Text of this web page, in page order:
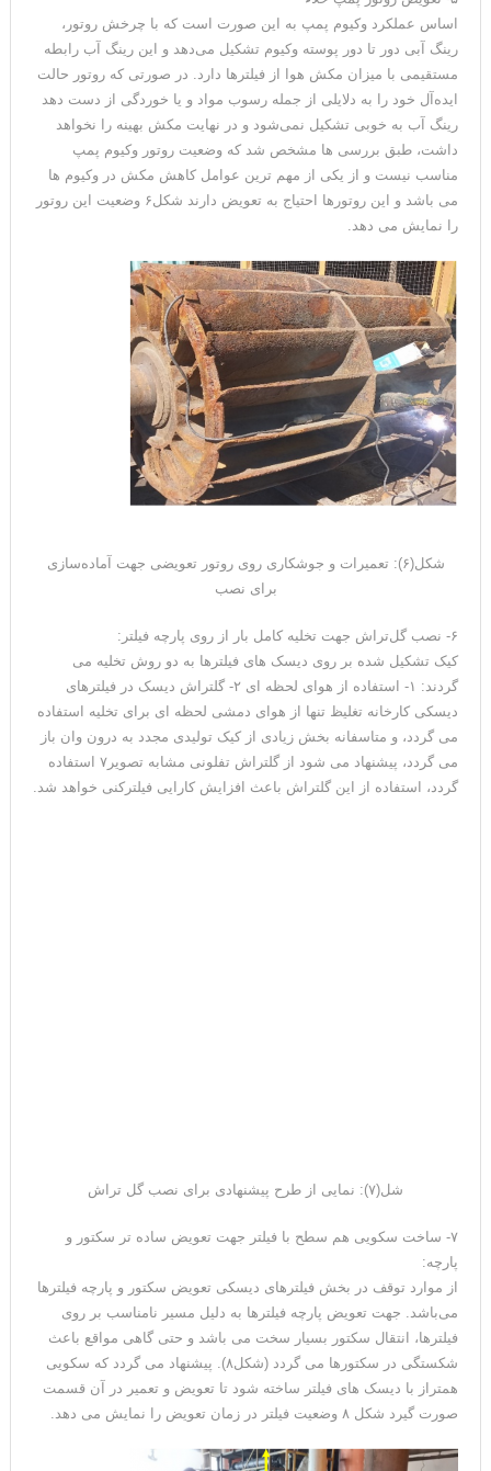
اساس عملکرد وکیوم پمپ به این صورت است که با چرخش روتور،
رینگ آبی دور تا دور پوسته وکیوم تشکیل می‌دهد و این رینگ آب رابطه
مستقیمی با میزان مکش هوا از فیلترها دارد. در صورتی که روتور حالت
ایده‌آل خود را به دلایلی از جمله رسوب مواد و یا خوردگی از دست دهد
رینگ آب به خوبی تشکیل نمی‌شود و در نهایت مکش بهینه را نخواهد
داشت، طبق بررسی ها مشخص شد که وضعیت روتور وکیوم پمپ
مناسب نیست و از یکی از مهم ترین عوامل کاهش مکش در وکیوم ها
می باشد و این روتورها احتیاج به تعویض دارند شکل۶ وضعیت این روتور
را نمایش می دهد.
شکل(۶): تعمیرات و جوشکاری روی روتور تعویضی جهت آماده‌سازی
برای نصب
۶- نصب گل‌تراش جهت تخلیه کامل بار از روی پارچه فیلتر:
کیک تشکیل شده بر روی دیسک های فیلترها به دو روش تخلیه می
گردند: ۱- استفاده از هوای لحظه ای ۲- گلتراش دیسک در فیلترهای
دیسکی کارخانه تغلیظ تنها از هوای دمشی لحظه ای برای تخلیه استفاده
می گردد، و متاسفانه بخش زیادی از کیک تولیدی مجدد به درون وان باز
می گردد، پیشنهاد می شود از گلتراش تفلونی مشابه تصویر۷ استفاده
گردد، استفاده از این گلتراش باعث افزایش کارایی فیلترکنی خواهد شد.
شل(۷): نمایی از طرح پیشنهادی برای نصب گل تراش
۷- ساخت سکویی هم سطح با فیلتر جهت تعویض ساده تر سکتور و
پارچه:
از موارد توقف در بخش فیلترهای دیسکی تعویض سکتور و پارچه فیلترها
می‌باشد. جهت تعویض پارچه فیلترها به دلیل مسیر نامناسب بر روی
فیلترها، انتقال سکتور بسیار سخت می باشد و حتی گاهی مواقع باعث
شکستگی در سکتورها می گردد (شکل۸). پیشنهاد می گردد که سکویی
همتراز با دیسک های فیلتر ساخته شود تا تعویض و تعمیر در آن قسمت
صورت گیرد شکل ۸ وضعیت فیلتر در زمان تعویض را نمایش می دهد.